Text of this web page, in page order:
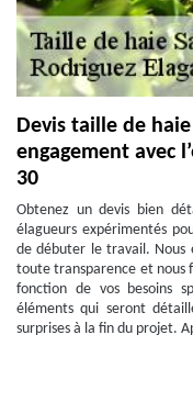
Devis taille de
engagement avec
30
Obtenez un devis bien
élagueurs expérimentés
de débuter le travail. Nous
toute transparence et nous
fonction de vos besoins
éléments qui seront
surprises à la fin du projet.